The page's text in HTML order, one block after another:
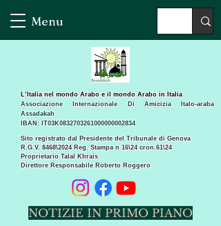
Menu
Sito registrato dal Presidente del Tribunale di Genova
R.G.V. 8468\2024 Reg. Stampa n 16\24 cron.61\24 ​
Proprietario Talal Khrais
Direttore Responsabile Roberto Roggero
L’Italia nel mondo Arabo e il mondo Arabo in Italia
Associazione Internazionale Di Amicizia Italo-araba
Assadakah
IBAN: IT03K0832703261000000002834
NOTIZIE IN PRIMO PIANO